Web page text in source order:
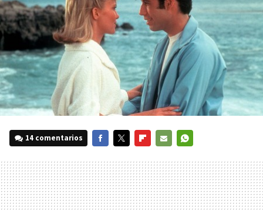
14 comentarios
MAIL